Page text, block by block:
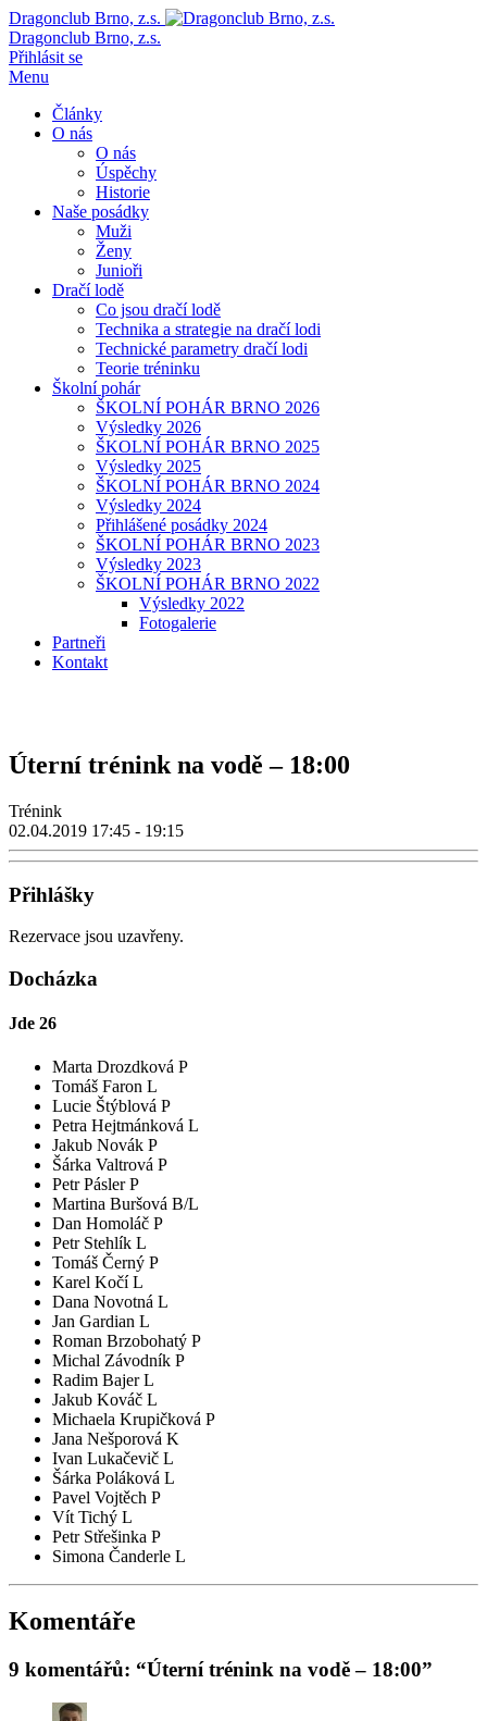
Dragonclub Brno, z.s.
Dragonclub Brno, z.s.
Přihlásit se
Menu
Články
O nás
O nás
Úspěchy
Historie
Naše posádky
Muži
Ženy
Junioři
Dračí lodě
Co jsou dračí lodě
Technika a strategie na dračí lodi
Technické parametry dračí lodi
Teorie tréninku
Školní pohár
ŠKOLNÍ POHÁR BRNO 2026
Výsledky 2026
ŠKOLNÍ POHÁR BRNO 2025
Výsledky 2025
ŠKOLNÍ POHÁR BRNO 2024
Výsledky 2024
Přihlášené posádky 2024
ŠKOLNÍ POHÁR BRNO 2023
Výsledky 2023
ŠKOLNÍ POHÁR BRNO 2022
Výsledky 2022
Fotogalerie
Partneři
Kontakt
Úterní trénink na vodě – 18:00
Trénink
02.04.2019 17:45 - 19:15
Přihlášky
Rezervace jsou uzavřeny.
Docházka
Jde 26
Marta Drozdková P
Tomáš Faron L
Lucie Štýblová P
Petra Hejtmánková L
Jakub Novák P
Šárka Valtrová P
Petr Pásler P
Martina Buršová B/L
Dan Homoláč P
Petr Stehlík L
Tomáš Černý P
Karel Kočí L
Dana Novotná L
Jan Gardian L
Roman Brzobohatý P
Michal Závodník P
Radim Bajer L
Jakub Kováč L
Michaela Krupičková P
Jana Nešporová K
Ivan Lukačevič L
Šárka Poláková L
Pavel Vojtěch P
Vít Tichý L
Petr Střešinka P
Simona Čanderle L
Komentáře
9 komentářů: “Úterní trénink na vodě – 18:00”